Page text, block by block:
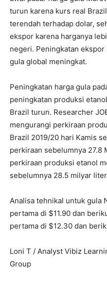
turun karena kurs real
terendah terhadap dolar,
ekspor karena harganya
negeri. Peningkatan
gula global meningkat.
Peningkatan harga gula
peningkatan produksi
Brazil turun. Researcher
mengurangi perkiraan
Brazil 2019/20 hari Kamis
perkiraan sebelumnya 27.8
perkiraan produksi etanol
sebelumnya 28.5 milyar
Analisa tehnikal untuk gula
pertama di $11.90 dan
pertama di $12.30 dan
Loni T / Analyst Vibiz
Group